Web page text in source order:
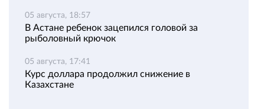
05 августа, 18:57
В Астане ребенок зацепился головой за
рыболовный крючок
05 августа, 17:41
Курс доллара продолжил снижение в
Казахстане